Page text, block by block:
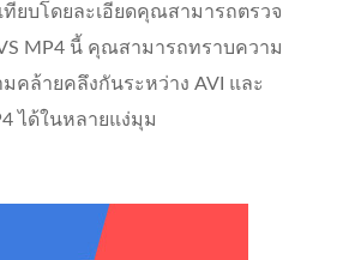
ทียบโดยละเอียดคุณสามารถตรวจ
MP4 นี้ คุณสามารถทราบความ
คล้ายคลึงกันระหว่าง AVI และ
ได้ในหลายแง่มุม